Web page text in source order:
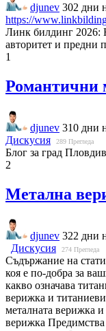
djunev 302 дни
https://
Линк билдинг 2026:
авторитет и предни
1
Романтични
djunev 310 дни
Дискусия
289 Прегледа
Блог за град
2
Метална
djunev 322 дни
Дискусия
274 Прегледа
Съдържание на
коя е по-добра за
какво означава
верижка и
металната верижка
верижка